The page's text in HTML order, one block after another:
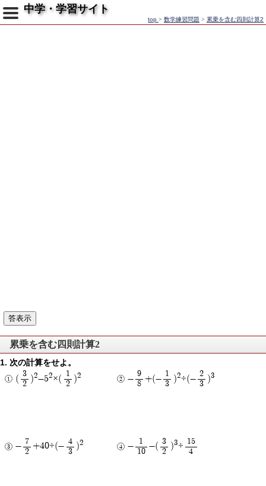
中学・学習サイト
top > 数学練習問題 > 累乗を含む四則計算2
累乗を含む四則計算2
次の計算をせよ。
(
3
2
)2-52×(
1
2
)2 -
9
8
+(-
1
3
)2÷(-
2
3
)3
-
7
2
+40÷(-
4
3
)2 -
1
10
-(
3
2
)3÷
15
4